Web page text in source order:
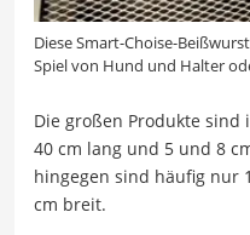
Diese Smart-Choise-
Spiel von Hund und Halter
Die großen Produkte sind
40 cm lang und 5 und 8
hingegen sind häufig nur
cm breit.